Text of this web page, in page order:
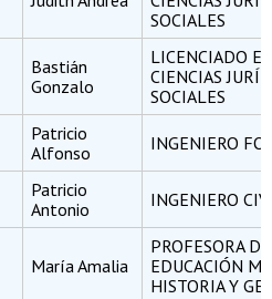
SOCIALES
Bastián
Gonzalo
LICENCIADO
CIENCIAS
SOCIALES
Patricio
Alfonso
INGENIERO
Patricio
Antonio
INGENIERO
María Amalia
PROFESORA DE
EDUCACIÓN
HISTORIA Y